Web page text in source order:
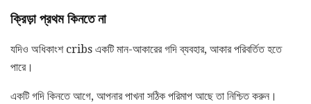
ক্রিড়া প্রথম কিনতে না
যদিও অধিকাংশ cribs একটি মান-আকারের গদি ব্যবহার, আকার পরিবর্তিত হতে
পারে।
একটি গদি কিনতে আগে, আপনার পাখনা সঠিক পরিমাপ আছে তা নিশ্চিত করুন।